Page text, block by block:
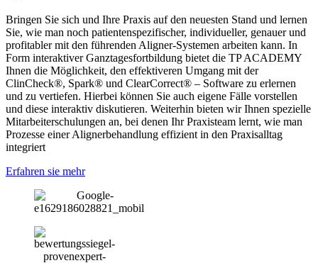
Bringen Sie sich und Ihre Praxis auf den neuesten Stand und lernen
Sie, wie man noch patientenspezifischer, individueller, genauer und
profitabler mit den führenden Aligner-Systemen arbeiten kann. In
Form interaktiver Ganztagesfortbildung bietet die TP ACADEMY
Ihnen die Möglichkeit, den effektiveren Umgang mit der
ClinCheck®, Spark® und ClearCorrect® – Software zu erlernen
und zu vertiefen. Hierbei können Sie auch eigene Fälle vorstellen
und diese interaktiv diskutieren. Weiterhin bieten wir Ihnen spezielle
Mitarbeiterschulungen an, bei denen Ihr Praxisteam lernt, wie man
Prozesse einer Alignerbehandlung effizient in den Praxisalltag
integriert
Erfahren sie mehr